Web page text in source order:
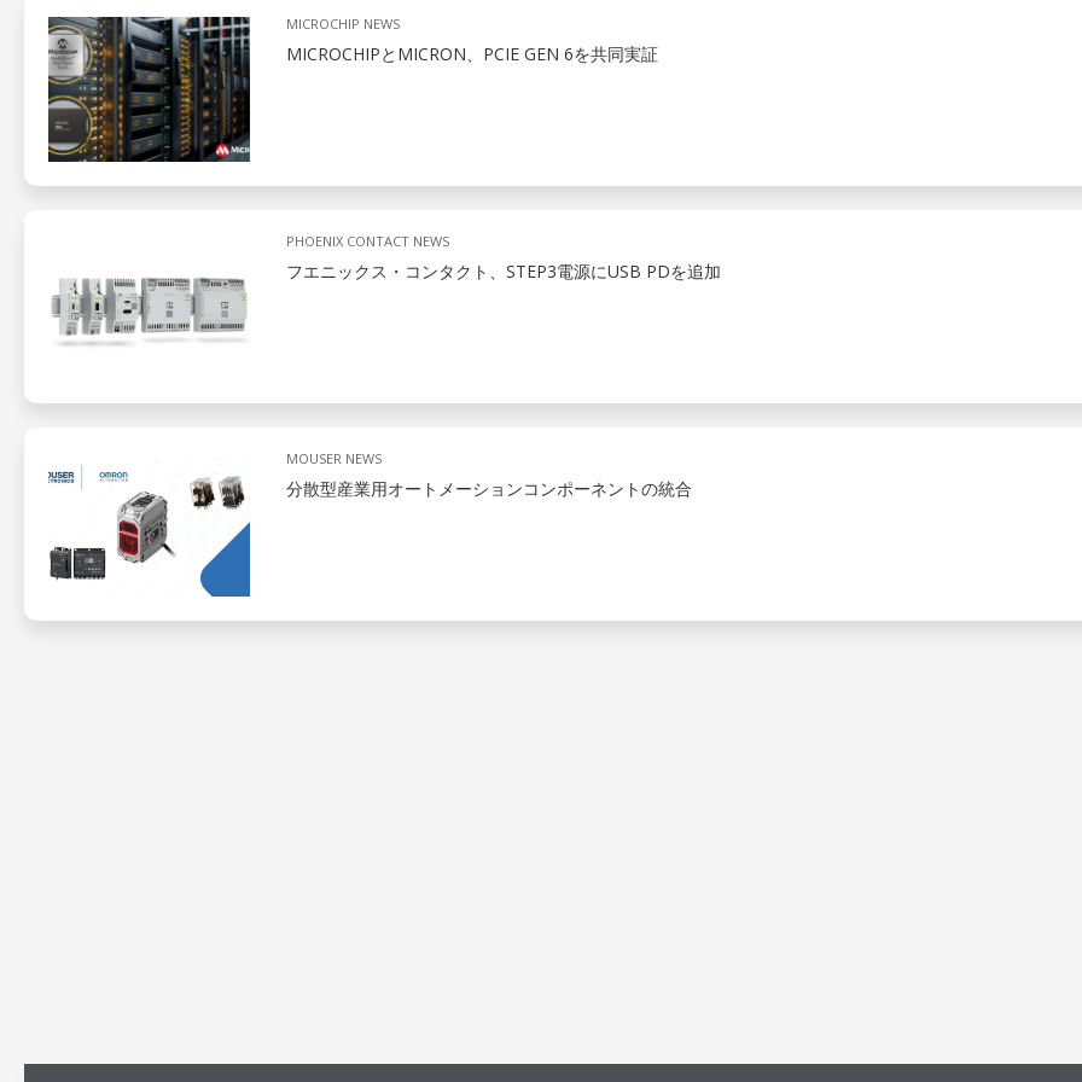
MICROCHIP NEWS
MICROCHIPとMICRON、PCIE GEN 6を共同実証
PHOENIX CONTACT NEWS
フエニックス・コンタクト、STEP3電源にUSB PDを追加
MOUSER NEWS
分散型産業用オートメーションコンポーネントの統合